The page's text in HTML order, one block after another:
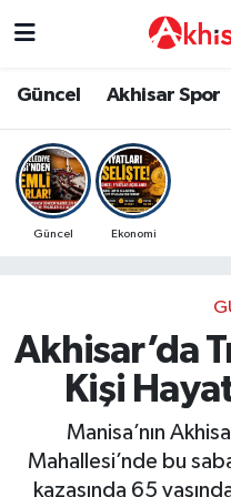
Güncel Akhisar Spor
Güncel Ekonomi
Akhisar’da
Kişi
Manisa’nın
Mahallesi’nde bu
kazasında 65
Güncel
Akhisar Spor
Eğitim
Ekonomi
Tarım-Gıda
Kültür-Sanat
Magazin
Kültür-Sanat
Duyurular
Röportaj
Dünya
Yaşam
Güncel
Eğitim
Siyaset
Ekonomi
Magazin
Kültür-Sanat
Manisa Nöbetçi
Manisa Hava
Manisa Namaz
Süper Lig Puan
Tüm Manşetler
Son Dakika
Haber Arşivi